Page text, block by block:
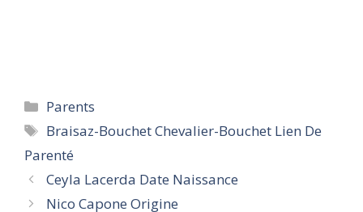
Categories
Parents
Tags
Braisaz-Bouchet Chevalier-Bouchet Lien De
Parenté
Ceyla Lacerda Date Naissance
Nico Capone Origine